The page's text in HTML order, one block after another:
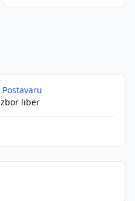
Postavaru
zbor liber